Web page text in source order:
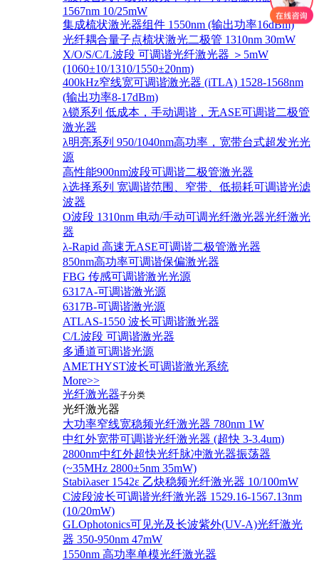
1567nm 10/25mW
集成梳状激光器组件 1550nm (输出功率16dBm)
光纤耦合量子点梳状激光二极管 1310nm 30mW
X/O/S/C/L波段 可调谐光纤激光器 ＞5mW
(1060±10/1310/1550±20nm)
400kHz窄线宽可调谐激光器 (iTLA) 1528-1568nm
(输出功率8-17dBm)
λ锁系列 低成本，手动调谐，无ASE可调谐二极管
激光器
λ明亮系列 950/1040nm高功率，宽带台式超发光光
源
高性能900nm波段可调谐二极管激光器
λ选择系列 宽调谐范围、窄带、低损耗可调谐光滤
波器
O波段 1310nm 电动/手动可调光纤激光器光纤激光
器
λ-Rapid 高速无ASE可调谐二极管激光器
850nm高功率可调谐保偏激光器
FBG 传感可调谐激光光源
6317A-可调谐激光源
6317B-可调谐激光源
ATLAS-1550 波长可调谐激光器
C/L波段 可调谐激光器
多通道可调谐光源
AMETHYST波长可调谐激光系统
More>>
光纤激光器子分类
光纤激光器
大功率窄线宽稳频光纤激光器 780nm 1W
中红外宽带可调谐光纤激光器 (超快 3-3.4um)
2800nm中红外超快光纤脉冲激光器振荡器
(~35MHz 2800±5nm 35mW)
Stabiλaser 1542ε 乙炔稳频光纤激光器 10/100mW
C波段波长可调谐光纤激光器 1529.16-1567.13nm
(10/20mW)
GLOphotonics可见光及长波紫外(UV-A)光纤激光
器 350-950nm 47mW
1550nm 高功率单模光纤激光器